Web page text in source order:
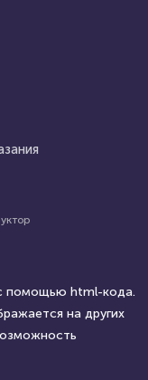
помощью html-кода.
на других